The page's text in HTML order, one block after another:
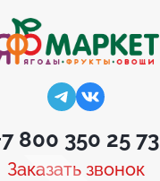
800 350 25 73
Заказать звонок